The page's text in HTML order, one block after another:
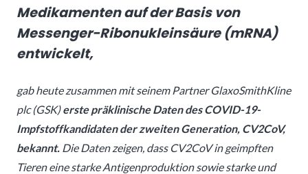
Medikamenten auf der Basis von
Messenger-Ribonukleinsäure (mRNA)
entwickelt,
gab heute zusammen mit seinem Partner GlaxoSmithKline
plc (GSK)erste präklinische Daten des COVID-19-
Impfstoffkandidaten der zweiten Generation, CV2CoV,
bekannt. Die Daten zeigen, dass CV2CoV in geimpften
Tieren eine starke Antigenproduktion sowie starke und